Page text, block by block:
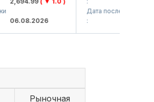
06.08.2026
Дата последней сделки
Рыночная